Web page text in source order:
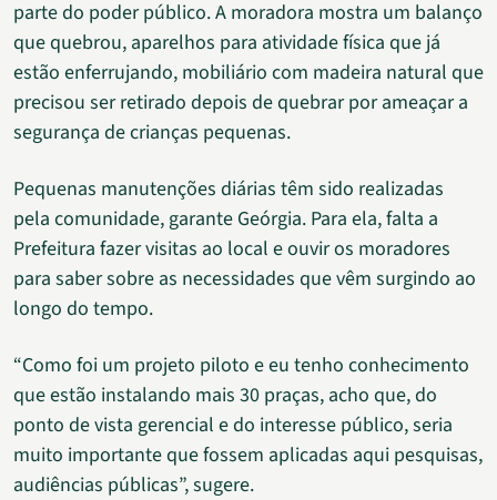
parte do poder público. A moradora mostra um balanço
que quebrou, aparelhos para atividade física que já
estão enferrujando, mobiliário com madeira natural que
precisou ser retirado depois de quebrar por ameaçar a
segurança de crianças pequenas.
Pequenas manutenções diárias têm sido realizadas
pela comunidade, garante Geórgia. Para ela, falta a
Prefeitura fazer visitas ao local e ouvir os moradores
para saber sobre as necessidades que vêm surgindo ao
longo do tempo.
“Como foi um projeto piloto e eu tenho conhecimento
que estão instalando mais 30 praças, acho que, do
ponto de vista gerencial e do interesse público, seria
muito importante que fossem aplicadas aqui pesquisas,
audiências públicas”, sugere.